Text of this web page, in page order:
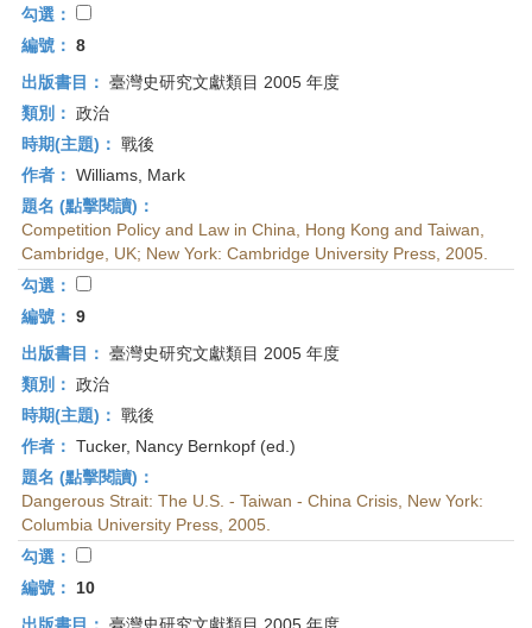
勾選：
編號： 8
出版書目： 臺灣史研究文獻類目 2005 年度
類別： 政治
時期(主題)： 戰後
作者： Williams, Mark
題名 (點擊閱讀)：
Competition Policy and Law in China, Hong Kong and Taiwan,
Cambridge, UK; New York: Cambridge University Press, 2005.
勾選：
編號： 9
出版書目： 臺灣史研究文獻類目 2005 年度
類別： 政治
時期(主題)： 戰後
作者： Tucker, Nancy Bernkopf (ed.)
題名 (點擊閱讀)：
Dangerous Strait: The U.S. - Taiwan - China Crisis, New York:
Columbia University Press, 2005.
勾選：
編號：
10